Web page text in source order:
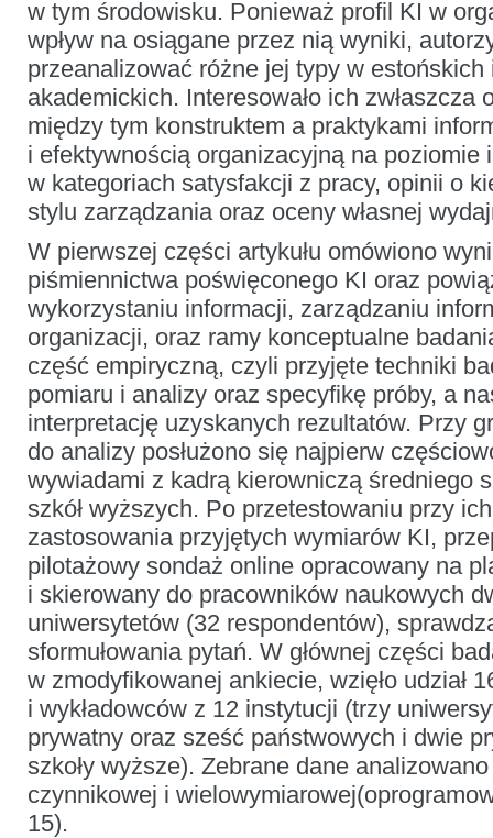
w tym środowisku. Ponieważ profil KI w
wpływ na osiągane przez nią wyniki,
przeanalizować różne jej typy w estońskich
akademickich. Interesowało ich zwłaszcza
między tym konstruktem a praktykami
i efektywnością organizacyjną na poziomie
w kategoriach satysfakcji z pracy, opinii o
stylu zarządzania oraz oceny własnej
W pierwszej części artykułu omówiono
piśmiennictwa poświęconego KI oraz
wykorzystaniu informacji, zarządzaniu
organizacji, oraz ramy konceptualne
część empiryczną, czyli przyjęte techniki
pomiaru i analizy oraz specyfikę próby, a
interpretację uzyskanych rezultatów. Przy
do analizy posłużono się najpierw
wywiadami z kadrą kierowniczą średniego
szkół wyższych. Po przetestowaniu przy
zastosowania przyjętych wymiarów KI,
pilotażowy sondaż online opracowany na
i skierowany do pracowników naukowych
uniwersytetów (32 respondentów),
sformułowania pytań. W głównej części
w zmodyfikowanej ankiecie, wzięło udział
i wykładowców z 12 instytucji (trzy
prywatny oraz sześć państwowych i dwie
szkoły wyższe). Zebrane dane
czynnikowej i
15).